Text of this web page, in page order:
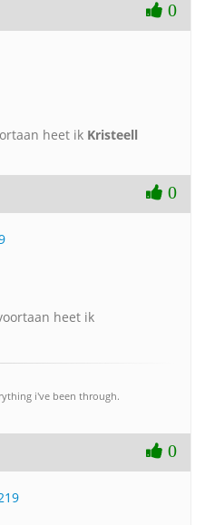
0
heet ik Kristeell
0
heet ik
i've been through.
0